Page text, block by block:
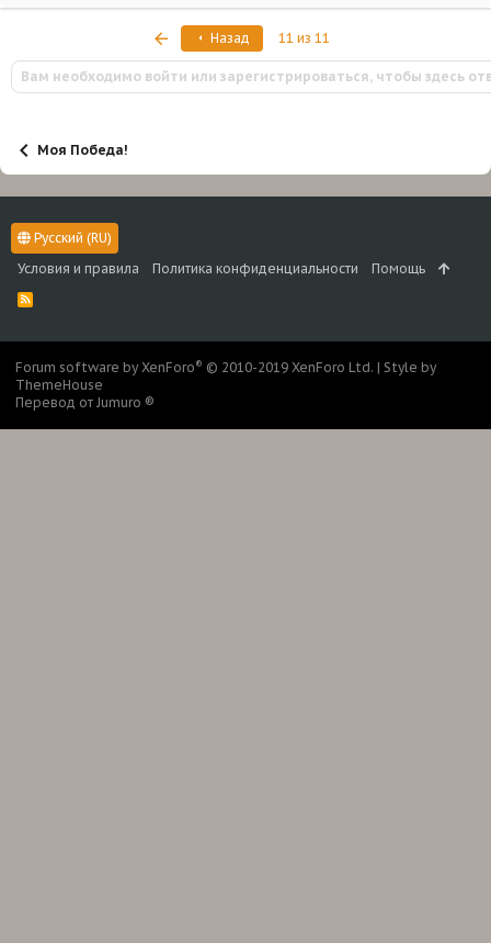
ПервыйНазад 11 из 11
Вам необходимо войти или зарегистрироваться, чтобы здесь
Моя Победа!
Русский (RU)
Условия и правила
Политика конфиденциальности Помощь
R
S
Forum software by XenForo® © 2010-2019 XenForo Ltd. | Style by
ThemeHouse
Перевод от Jumuro ®